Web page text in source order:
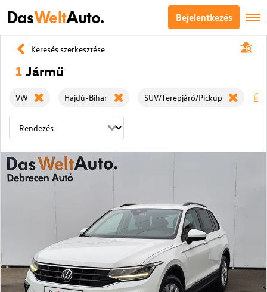
DasWeltAuto. Bejelentkezés
Keresés szerkesztése
1 Jármű
VW Hajdú-Bihar SUV/Terepjáró/Pickup